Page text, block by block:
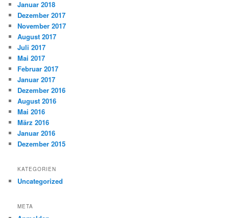
Januar 2018
Dezember 2017
November 2017
August 2017
Juli 2017
Mai 2017
Februar 2017
Januar 2017
Dezember 2016
August 2016
Mai 2016
März 2016
Januar 2016
Dezember 2015
KATEGORIEN
Uncategorized
META